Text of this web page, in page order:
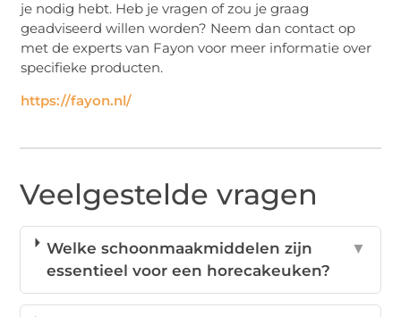
je nodig hebt. Heb je vragen of zou je graag
geadviseerd willen worden? Neem dan contact op
met de experts van Fayon voor meer informatie over
specifieke producten.
https://fayon.nl/
Veelgestelde vragen
Welke schoonmaakmiddelen zijn
essentieel voor een horecakeuken?
▼